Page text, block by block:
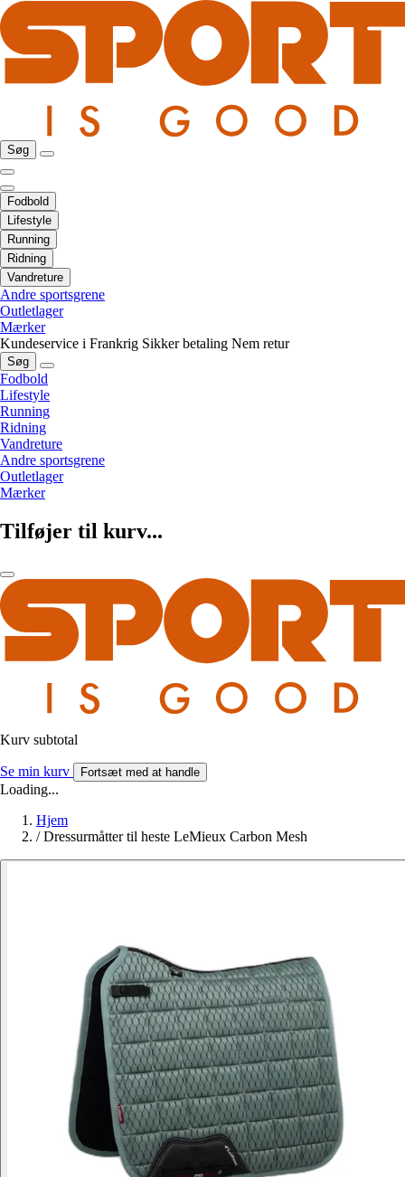
Søg
Fodbold
Lifestyle
Running
Ridning
Vandreture
Andre sportsgrene
Outletlager
Mærker
Kundeservice i Frankrig Sikker betaling Nem retur
Søg
Fodbold
Lifestyle
Running
Ridning
Vandreture
Andre sportsgrene
Outletlager
Mærker
Tilføjer til kurv...
Kurv subtotal
Se min kurv Fortsæt med at handle
Loading...
Hjem
/ Dressurmåtter til heste LeMieux Carbon Mesh